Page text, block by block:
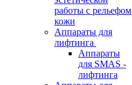
работы с рельефом
кожи
Аппараты для
лифтинга
Аппараты
для SMAS -
лифтинга